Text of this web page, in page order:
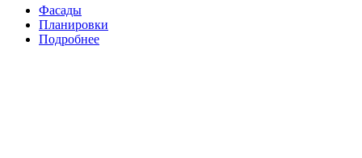
Фасады
Планировки
Подробнее